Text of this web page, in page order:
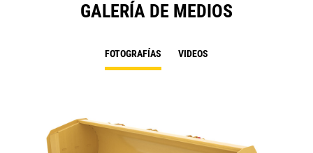
GALERÍA DE MEDIOS
FOTOGRAFÍAS VIDEOS